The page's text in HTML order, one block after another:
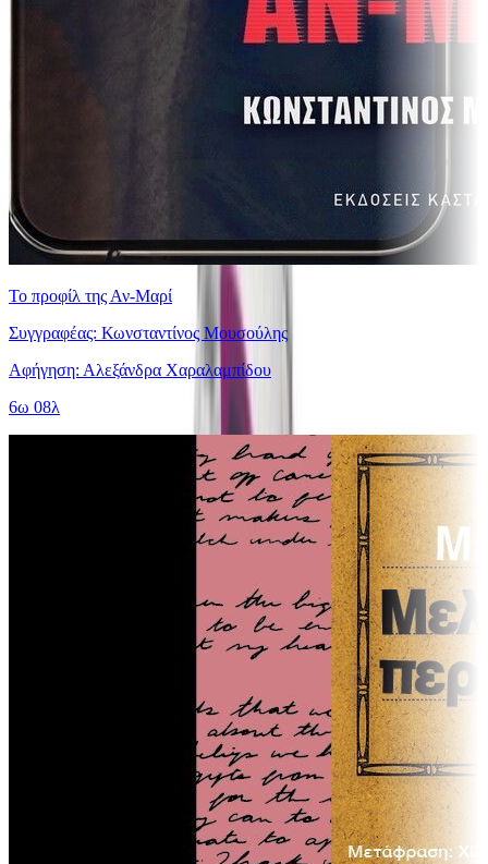
Το προφίλ της Αν-Μαρί
Συγγραφέας: Κωνσταντίνος Μουσούλης
Αφήγηση: Αλεξάνδρα Χαραλαμπίδου
6ω 08λ